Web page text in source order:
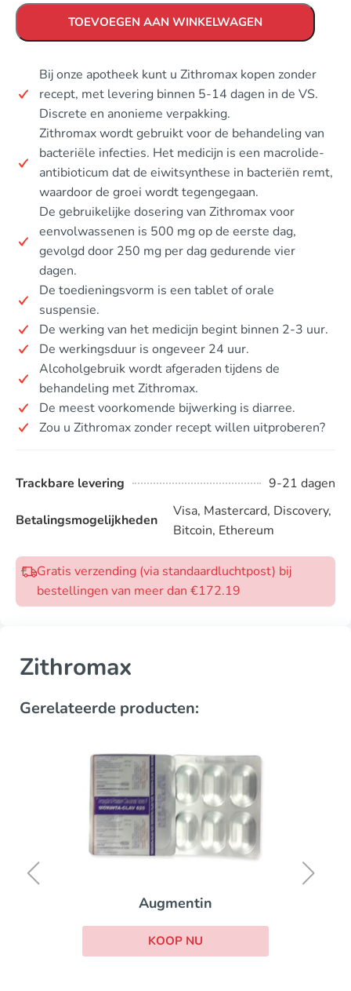
TOEVOEGEN AAN WINKELWAGEN
Bij onze apotheek kunt u Zithromax kopen zonder
recept, met levering binnen 5-14 dagen in de VS.
Discrete en anonieme verpakking.
Zithromax wordt gebruikt voor de behandeling van
bacteriële infecties. Het medicijn is een macrolide-
antibioticum dat de eiwitsynthese in bacteriën remt,
waardoor de groei wordt tegengegaan.
De gebruikelijke dosering van Zithromax voor
eenvolwassenen is 500 mg op de eerste dag,
gevolgd door 250 mg per dag gedurende vier
dagen.
De toedieningsvorm is een tablet of orale
suspensie.
De werking van het medicijn begint binnen 2-3 uur.
De werkingsduur is ongeveer 24 uur.
Alcoholgebruik wordt afgeraden tijdens de
behandeling met Zithromax.
De meest voorkomende bijwerking is diarree.
Zou u Zithromax zonder recept willen uitproberen?
Trackbare levering 9-21 dagen
Betalingsmogelijkheden
Visa, Mastercard, Discovery,
Bitcoin, Ethereum
Gratis verzending (via standaardluchtpost) bij
bestellingen van meer dan €172.19
Zithromax
Gerelateerde producten:
Augmentin
KOOP NU